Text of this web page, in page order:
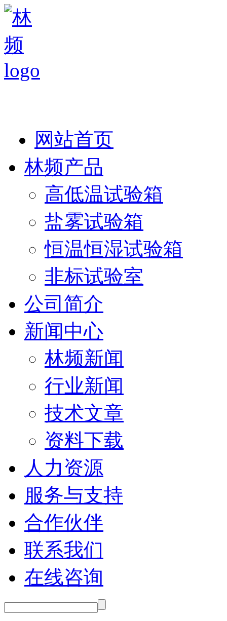
网站首页
林频产品
高低温试验箱
盐雾试验箱
恒温恒湿试验箱
非标试验室
公司简介
新闻中心
林频新闻
行业新闻
技术文章
资料下载
人力资源
服务与支持
合作伙伴
联系我们
在线咨询